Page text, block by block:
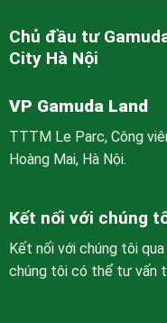
Chủ đầu tư
City Hà Nội
VP Gamuda Land
TTTM Le Parc, Công
Hoàng Mai, Hà Nội.
Kết nối với chúng
Kết nối với chúng tôi
chúng tôi có thể tư vấn